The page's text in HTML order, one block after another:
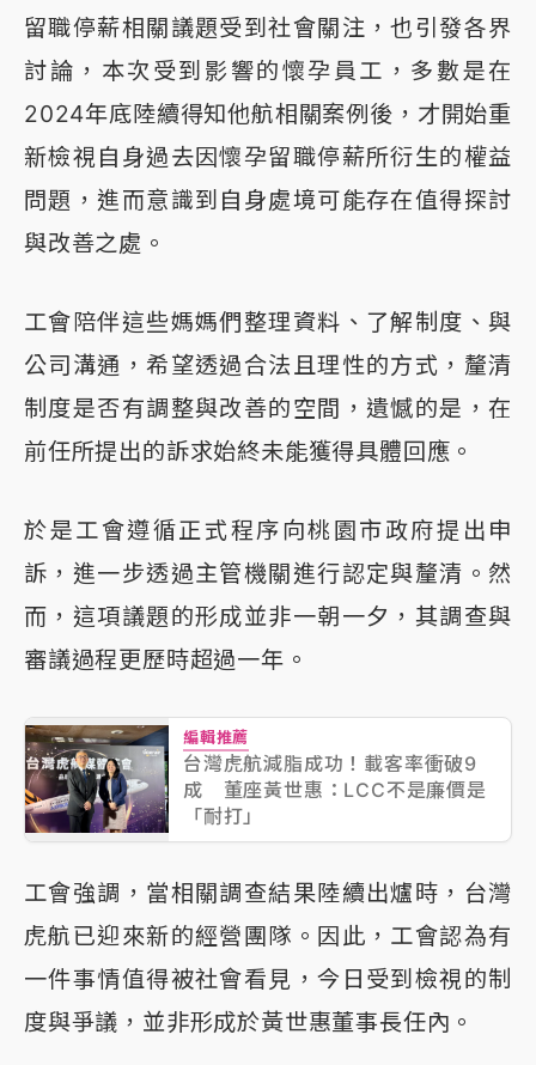
留職停薪相關議題受到社會關注，也引發各界
討論，本次受到影響的懷孕員工，多數是在
2024年底陸續得知他航相關案例後，才開始重
新檢視自身過去因懷孕留職停薪所衍生的權益
問題，進而意識到自身處境可能存在值得探討
與改善之處。
工會陪伴這些媽媽們整理資料、了解制度、與
公司溝通，希望透過合法且理性的方式，釐清
制度是否有調整與改善的空間，遺憾的是，在
前任所提出的訴求始終未能獲得具體回應。
於是工會遵循正式程序向桃園市政府提出申
訴，進一步透過主管機關進行認定與釐清。然
而，這項議題的形成並非一朝一夕，其調查與
審議過程更歷時超過一年。
編輯推薦
台灣虎航減脂成功！載客率衝破9
成 董座黃世惠：LCC不是廉價是
「耐打」
工會強調，當相關調查結果陸續出爐時，台灣
虎航已迎來新的經營團隊。因此，工會認為有
一件事情值得被社會看見，今日受到檢視的制
度與爭議，並非形成於黃世惠董事長任內。